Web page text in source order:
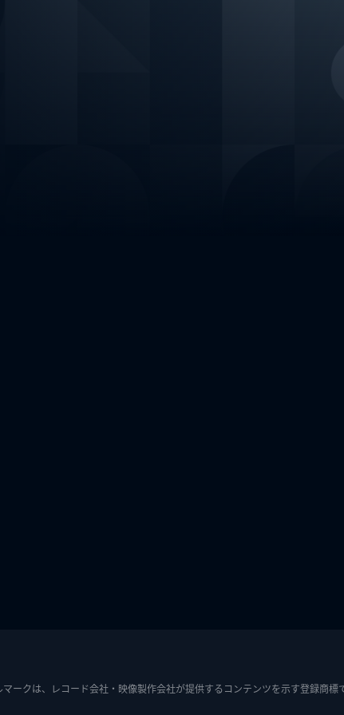
マークは、レコード会社・映像製作会社が提供するコンテンツを示す登録商標